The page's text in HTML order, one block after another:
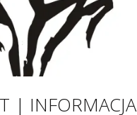
| INFORMACJA